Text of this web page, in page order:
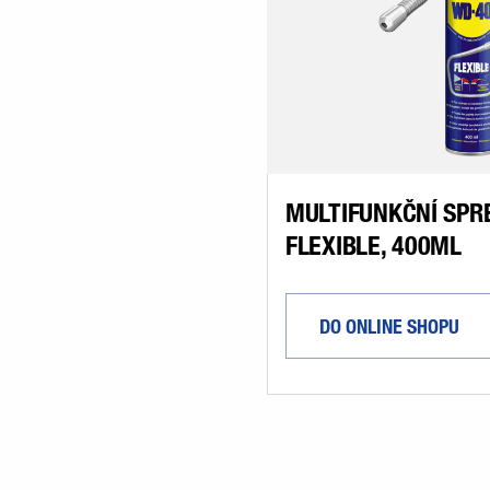
MULTIFUNKČNÍ
FLEXIBLE, 400ML
DO ONLINE SHOPU